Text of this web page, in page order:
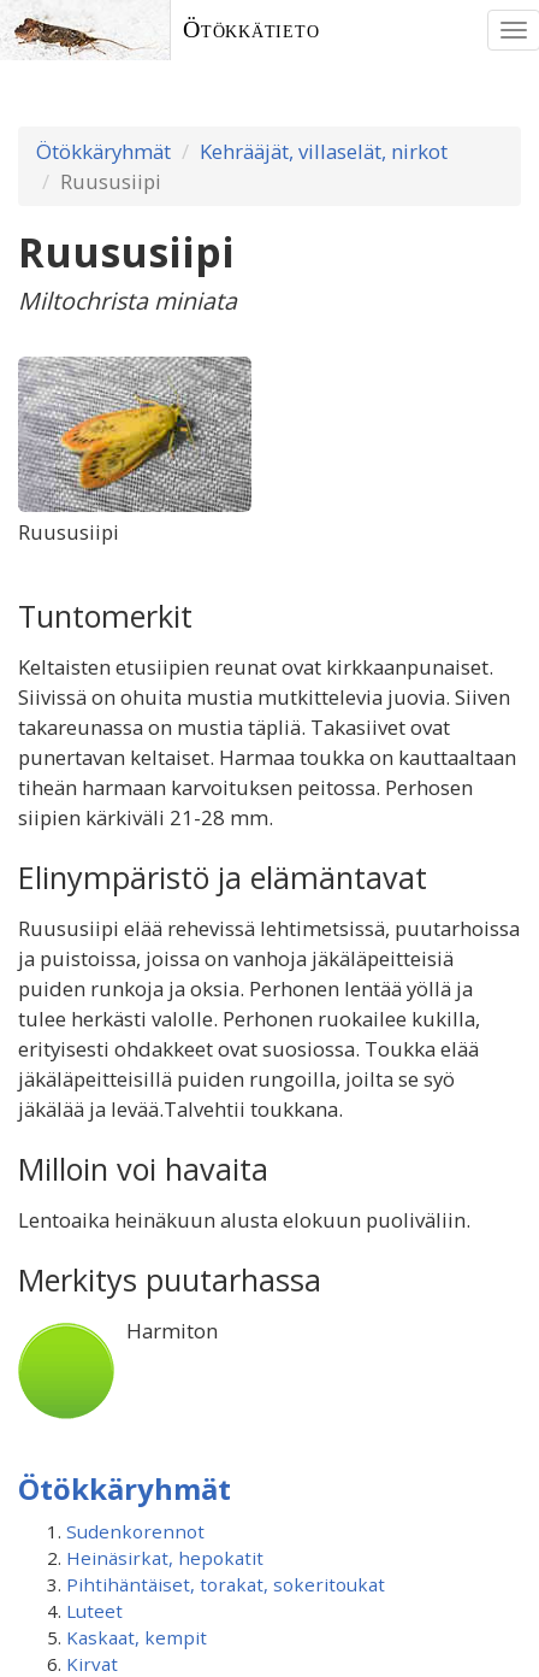
Ötökkätieto
Ötökkäryhmät
Kehrääjät, villaselät, nirkot
Ruususiipi
Ruususiipi
Miltochrista miniata
Ruususiipi
Tuntomerkit
Keltaisten etusiipien reunat ovat kirkkaanpunaiset.
Siivissä on ohuita mustia mutkittelevia juovia. Siiven
takareunassa on mustia täpliä. Takasiivet ovat
punertavan keltaiset. Harmaa toukka on kauttaaltaan
tiheän harmaan karvoituksen peitossa. Perhosen
siipien kärkiväli 21-28 mm.
Elinympäristö ja elämäntavat
Ruususiipi elää rehevissä lehtimetsissä, puutarhoissa
ja puistoissa, joissa on vanhoja jäkäläpeitteisiä
puiden runkoja ja oksia. Perhonen lentää yöllä ja
tulee herkästi valolle. Perhonen ruokailee kukilla,
erityisesti ohdakkeet ovat suosiossa. Toukka elää
jäkäläpeitteisillä puiden rungoilla, joilta se syö
jäkälää ja levää.Talvehtii toukkana.
Milloin voi havaita
Lentoaika heinäkuun alusta elokuun puoliväliin.
Merkitys puutarhassa
Harmiton
Ötökkäryhmät
Sudenkorennot
Heinäsirkat, hepokatit
Pihtihäntäiset, torakat, sokeritoukat
Luteet
Kaskaat, kempit
Kirvat